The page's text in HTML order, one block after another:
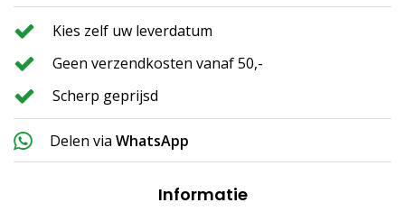
Kies zelf uw leverdatum
Geen verzendkosten vanaf 50,-
Scherp geprijsd
Delen via WhatsApp
Informatie